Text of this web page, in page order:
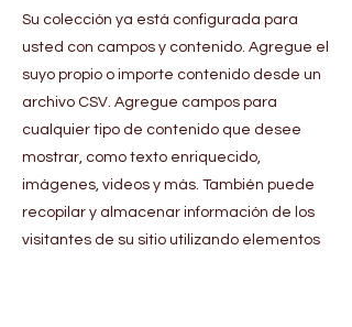
Su colección ya está configurada para
usted con campos y contenido. Agregue el
suyo propio o importe contenido desde un
archivo CSV. Agregue campos para
cualquier tipo de contenido que desee
mostrar, como texto enriquecido,
imágenes, videos y más. También puede
recopilar y almacenar información de los
visitantes de su sitio utilizando elementos